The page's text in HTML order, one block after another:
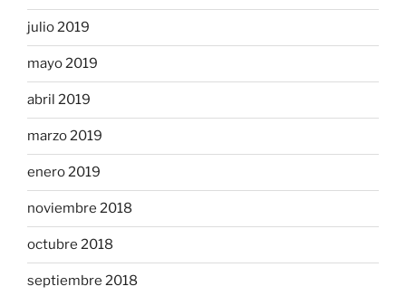
julio 2019
mayo 2019
abril 2019
marzo 2019
enero 2019
noviembre 2018
octubre 2018
septiembre 2018